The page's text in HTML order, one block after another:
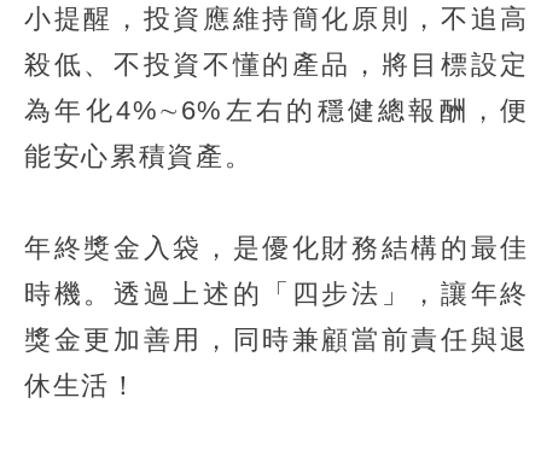
小提醒，投資應維持簡化原則，不追高
殺低、不投資不懂的產品，將目標設定
為年化4%∼6%左右的穩健總報酬，便
能安心累積資產。
年終獎金入袋，是優化財務結構的最佳
時機。透過上述的「四步法」，讓年終
獎金更加善用，同時兼顧當前責任與退
休生活！